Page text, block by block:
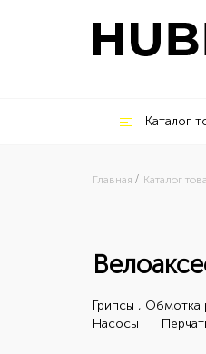
Каталог
Главная Каталог
Грипсы , Обмотка
Насосы